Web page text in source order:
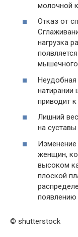
молочной
Отказ от
нагрузка
мышечного
Неудобная
натирании
приводит
Лишний
на
Изменение
женщин,
высоком
плоской
появлению
© shutterstock